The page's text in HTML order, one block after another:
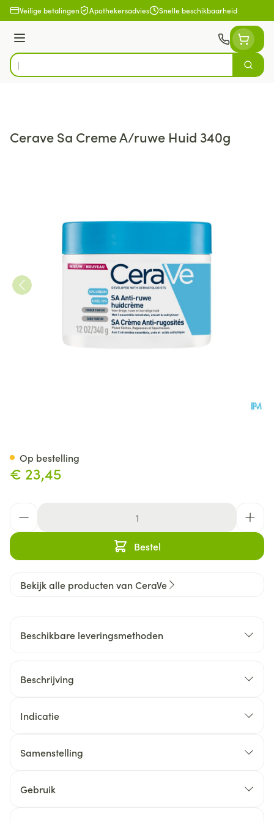
Ga naar de inhoud
Veilige betalingen Apothekersadvies Snelle beschikbaarheid
Menu
Product, merk, categorie...
Zoek
Cerave Sa Creme A/ruwe Huid 340g
€ 23,45
Bestel
Op bestelling
Bekijk alle producten van CeraVe
Beschikbare leveringsmethoden
Beschrijving
Indicatie
Samenstelling
Gebruik